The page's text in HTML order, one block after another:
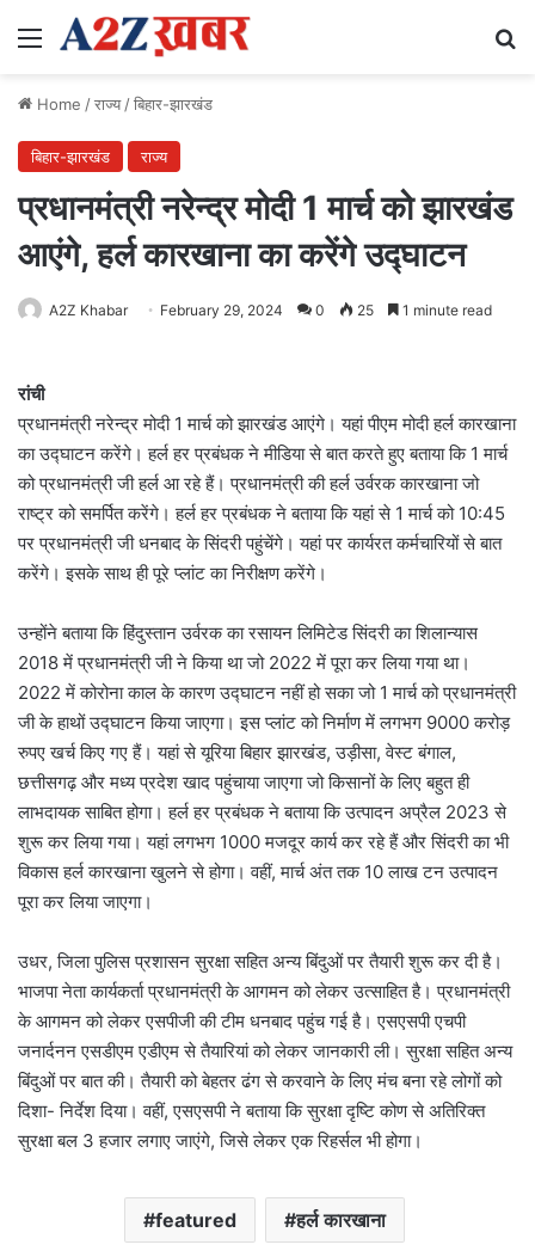
Menu
Home /राज्य/बिहार-झारखंड
बिहार-झारखंड राज्य
प्रधानमंत्री नरेन्द्र मोदी 1 मार्च को झारखंड
आएंगे, हर्ल कारखाना का करेंगे उद्घाटन
A2Z Khabar February 29, 2024 0 25 1 minute read
रांची
प्रधानमंत्री नरेन्द्र मोदी 1 मार्च को झारखंड आएंगे। यहां पीएम मोदी हर्ल कारखाना
का उद्घाटन करेंगे। हर्ल हर प्रबंधक ने मीडिया से बात करते हुए बताया कि 1 मार्च
को प्रधानमंत्री जी हर्ल आ रहे हैं। प्रधानमंत्री की हर्ल उर्वरक कारखाना जो
राष्ट्र को समर्पित करेंगे। हर्ल हर प्रबंधक ने बताया कि यहां से 1 मार्च को 10:45
पर प्रधानमंत्री जी धनबाद के सिंदरी पहुंचेंगे। यहां पर कार्यरत कर्मचारियों से बात
करेंगे। इसके साथ ही पूरे प्लांट का निरीक्षण करेंगे।
उन्होंने बताया कि हिंदुस्तान उर्वरक का रसायन लिमिटेड सिंदरी का शिलान्यास
2018 में प्रधानमंत्री जी ने किया था जो 2022 में पूरा कर लिया गया था।
2022 में कोरोना काल के कारण उद्घाटन नहीं हो सका जो 1 मार्च को प्रधानमंत्री
जी के हाथों उद्घाटन किया जाएगा। इस प्लांट को निर्माण में लगभग 9000 करोड़
रुपए खर्च किए गए हैं। यहां से यूरिया बिहार झारखंड, उड़ीसा, वेस्ट बंगाल,
छत्तीसगढ़ और मध्य प्रदेश खाद पहुंचाया जाएगा जो किसानों के लिए बहुत ही
लाभदायक साबित होगा। हर्ल हर प्रबंधक ने बताया कि उत्पादन अप्रैल 2023 से
शुरू कर लिया गया। यहां लगभग 1000 मजदूर कार्य कर रहे हैं और सिंदरी का भी
विकास हर्ल कारखाना खुलने से होगा। वहीं, मार्च अंत तक 10 लाख टन उत्पादन
पूरा कर लिया जाएगा।
उधर, जिला पुलिस प्रशासन सुरक्षा सहित अन्य बिंदुओं पर तैयारी शुरू कर दी है।
भाजपा नेता कार्यकर्ता प्रधानमंत्री के आगमन को लेकर उत्साहित है। प्रधानमंत्री
के आगमन को लेकर एसपीजी की टीम धनबाद पहुंच गई है। एसएसपी एचपी
जनार्दनन एसडीएम एडीएम से तैयारियां को लेकर जानकारी ली। सुरक्षा सहित अन्य
बिंदुओं पर बात की। तैयारी को बेहतर ढंग से करवाने के लिए मंच बना रहे लोगों को
दिशा- निर्देश दिया। वहीं, एसएसपी ने बताया कि सुरक्षा दृष्टि कोण से अतिरिक्त
सुरक्षा बल 3 हजार लगाए जाएंगे, जिसे लेकर एक रिहर्सल भी होगा।
featured हर्ल कारखाना